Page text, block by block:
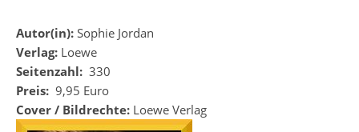
Autor(in): Sophie Jordan
Verlag: Loewe
Seitenzahl: 330
Preis: 9,95 Euro
Cover / Bildrechte: Loewe Verlag